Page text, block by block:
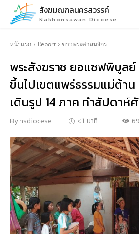
สังฆมณฑลนครสวรรค์
Nakhonsawan Diocese
หน้าแรก Report ข่าวพระศาสนจักร
พระสังฆราช ยอแซฟพิบูล
ขึ้นไปเขตแพร่ธรรมแม่ต้าน
เดินรูป 14 ภาค ทำสัปดาห์
Bynsdiocese < 1 นาที